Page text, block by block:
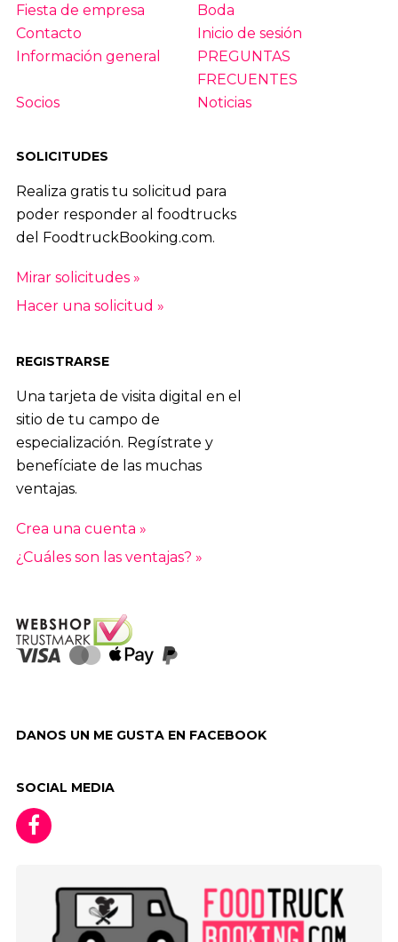
Fiesta de empresa
Boda
Contacto
Inicio de sesión
Información general
PREGUNTAS
FRECUENTES
Socios
Noticias
SOLICITUDES
Realiza gratis tu solicitud para
poder responder al foodtrucks
del FoodtruckBooking.com.
Mirar solicitudes »
Hacer una solicitud »
REGISTRARSE
Una tarjeta de visita digital en el
sitio de tu campo de
especialización. Regístrate y
benefíciate de las muchas
ventajas.
Crea una cuenta »
¿Cuáles son las ventajas? »
DANOS UN ME GUSTA EN FACEBOOK
SOCIAL MEDIA